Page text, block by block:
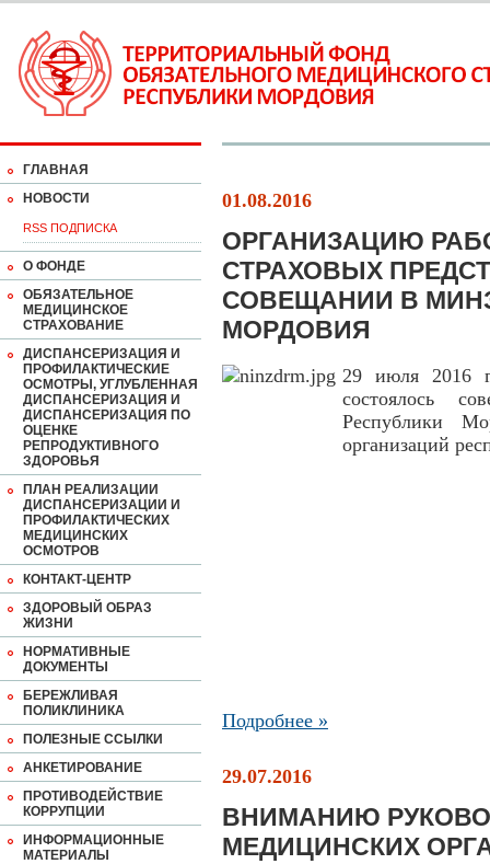
ГЛАВНАЯ
НОВОСТИ
RSS ПОДПИСКА
О ФОНДЕ
ОБЯЗАТЕЛЬНОЕ
МЕДИЦИНСКОЕ
СТРАХОВАНИЕ
ДИСПАНСЕРИЗАЦИЯ И
ПРОФИЛАКТИЧЕСКИЕ
ОСМОТРЫ, УГЛУБЛЕННАЯ
ДИСПАНСЕРИЗАЦИЯ И
ДИСПАНСЕРИЗАЦИЯ ПО
ОЦЕНКЕ
РЕПРОДУКТИВНОГО
ЗДОРОВЬЯ
ПЛАН РЕАЛИЗАЦИИ
ДИСПАНСЕРИЗАЦИИ И
ПРОФИЛАКТИЧЕСКИХ
МЕДИЦИНСКИХ
ОСМОТРОВ
КОНТАКТ-ЦЕНТР
ЗДОРОВЫЙ ОБРАЗ
ЖИЗНИ
НОРМАТИВНЫЕ
ДОКУМЕНТЫ
БЕРЕЖЛИВАЯ
ПОЛИКЛИНИКА
ПОЛЕЗНЫЕ ССЫЛКИ
АНКЕТИРОВАНИЕ
ПРОТИВОДЕЙСТВИЕ
КОРРУПЦИИ
ИНФОРМАЦИОННЫЕ
МАТЕРИАЛЫ
01.08.2016
ОРГАНИЗАЦИЮ
СТРАХОВЫХ
СОВЕЩАНИИ В
МОРДОВИЯ
29 июля 2016
состоялось
Республики
организаций
Подробнее »
29.07.2016
ВНИМАНИЮ
МЕДИЦИНСКИХ